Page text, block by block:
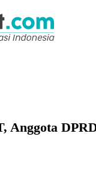
Anggota